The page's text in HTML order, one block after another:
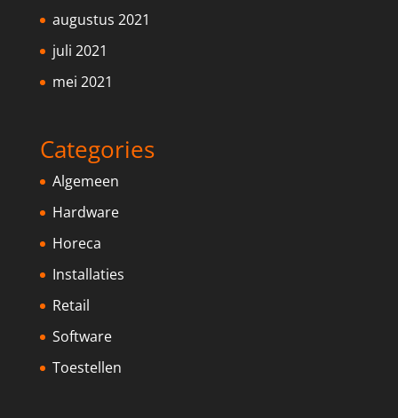
augustus 2021
juli 2021
mei 2021
Categories
Algemeen
Hardware
Horeca
Installaties
Retail
Software
Toestellen